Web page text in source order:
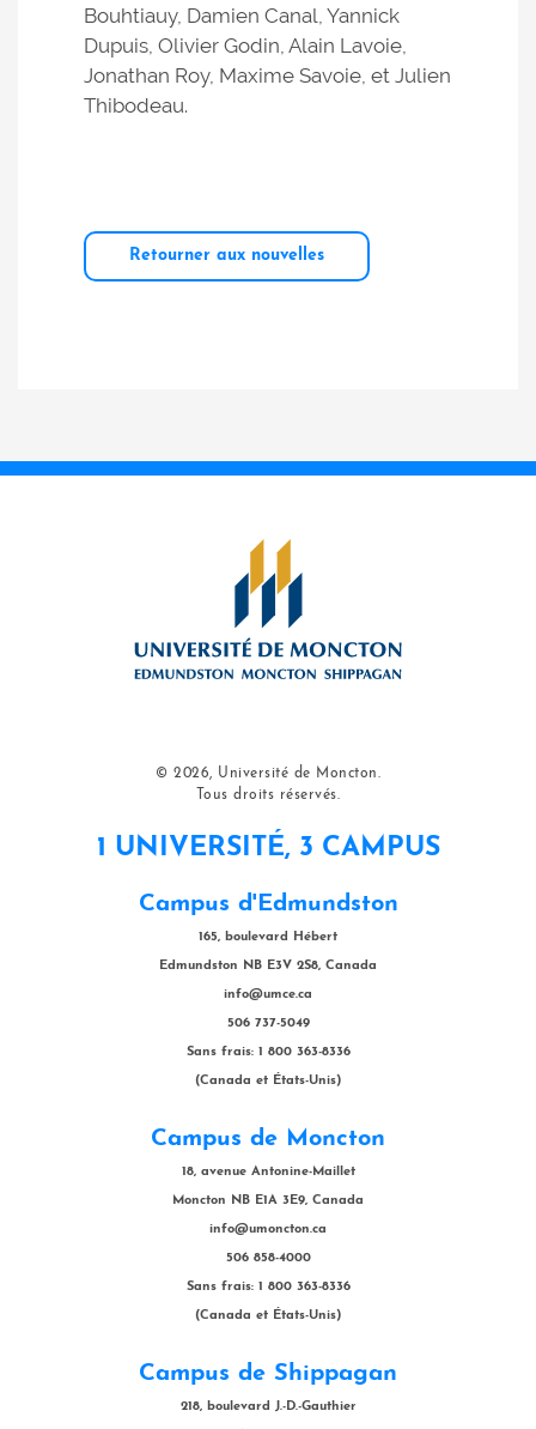
Bouhtiauy, Damien Canal, Yannick
Dupuis, Olivier Godin, Alain Lavoie,
Jonathan Roy, Maxime Savoie, et Julien
Thibodeau.
Retourner aux nouvelles
© 2026, Université de Moncton.
Tous droits réservés.
1 UNIVERSITÉ, 3 CAMPUS
Campus d'Edmundston
165, boulevard Hébert
Edmundston NB E3V 2S8, Canada
info@umce.ca
506 737-5049
Sans frais: 1 800 363-8336
(Canada et États-Unis)
Campus de Moncton
18, avenue Antonine-Maillet
Moncton NB E1A 3E9, Canada
info@umoncton.ca
506 858-4000
Sans frais: 1 800 363-8336
(Canada et États-Unis)
Campus de Shippagan
218, boulevard J.-D.-Gauthier